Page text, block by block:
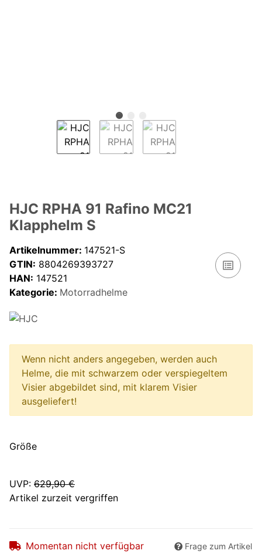
HJC RPHA 91 Rafino MC21
Klapphelm S
Artikelnummer: 147521-S
GTIN: 8804269393727
HAN: 147521
Kategorie: Motorradhelme
Wenn nicht anders angegeben, werden auch
Helme, die mit schwarzem oder verspiegeltem
Visier abgebildet sind, mit klarem Visier
ausgeliefert!
Größe
UVP: 629,90 €
Artikel zurzeit vergriffen
Momentan nicht verfügbar Frage zum Artikel